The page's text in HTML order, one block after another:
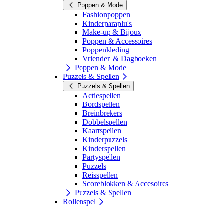
Poppen & Mode
Fashionpoppen
Kinderparaplu's
Make-up & Bijoux
Poppen & Accessoires
Poppenkleding
Vrienden & Dagboeken
Poppen & Mode
Puzzels & Spellen
Puzzels & Spellen
Actiespellen
Bordspellen
Breinbrekers
Dobbelspellen
Kaartspellen
Kinderpuzzels
Kinderspellen
Partyspellen
Puzzels
Reisspellen
Scoreblokken & Accesoires
Puzzels & Spellen
Rollenspel